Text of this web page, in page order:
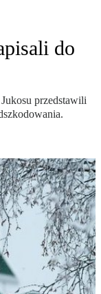
do
przedstawili